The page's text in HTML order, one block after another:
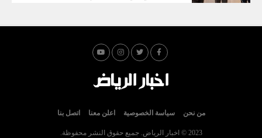
من نحن سياسة الخصوصية اعلن معنا اتصل بنا
2023 © اخبار الرياض. جميع حقوق النشر محفوظة.